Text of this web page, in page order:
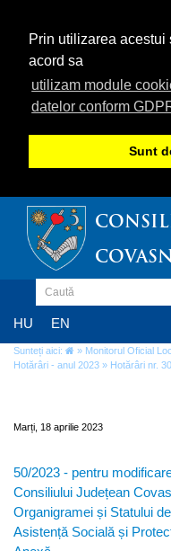
Prin utilizarea acestui
acord sa
utilizam module
datelor conform
Sunt
HU EN
Sunteți aici: » Monitorul Oficial
Hotărâri - anul 2023 » Hotărâri nr.
Marți, 18 aprilie 2023
50/2023 - pentru
Consiliului Județean
Organigramei și Statului
Asistență Socială și